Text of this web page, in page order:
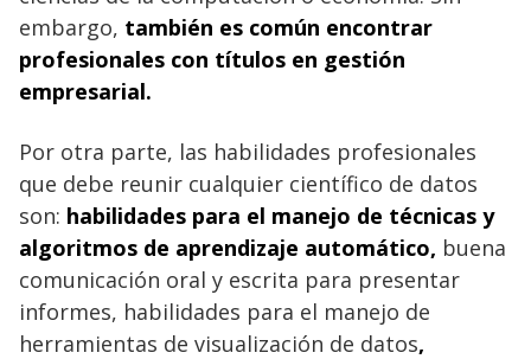
embargo, también es común encontrar
profesionales con títulos en gestión
empresarial.
Por otra parte, las habilidades profesionales
que debe reunir cualquier científico de datos
son: habilidades para el manejo de técnicas y
algoritmos de aprendizaje automático, buena
comunicación oral y escrita para presentar
informes, habilidades para el manejo de
herramientas de visualización de datos,